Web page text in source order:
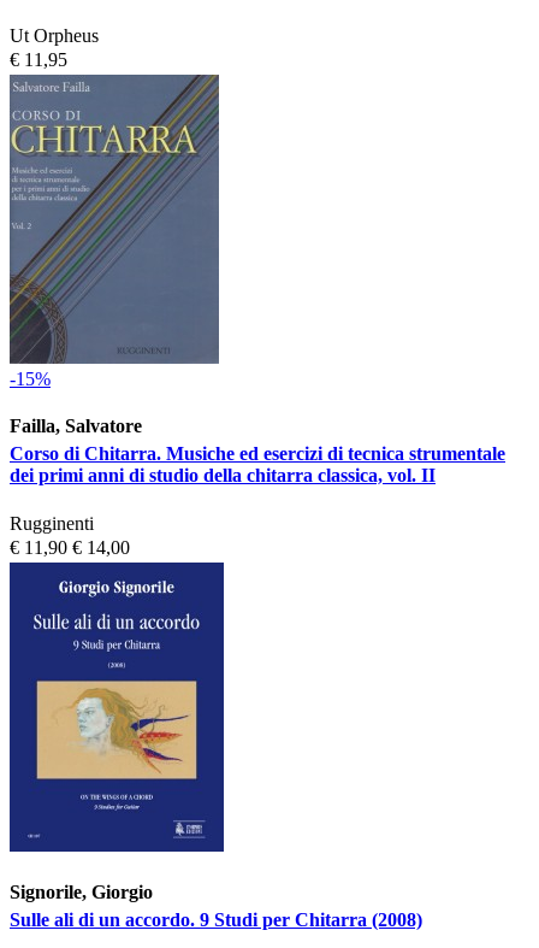
Ut Orpheus
€ 11,95
-15%
Failla, Salvatore
Corso di Chitarra. Musiche ed esercizi di tecnica strumentale
dei primi anni di studio della chitarra classica, vol. II
Rugginenti
€ 11,90 € 14,00
Signorile, Giorgio
Sulle ali di un accordo. 9 Studi per Chitarra (2008)